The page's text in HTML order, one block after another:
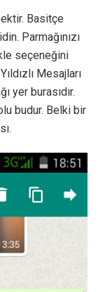
Basitçe
Parmağınızı
seçeneğini
Mesajları
yer burasıdır.
budur. Belki bir